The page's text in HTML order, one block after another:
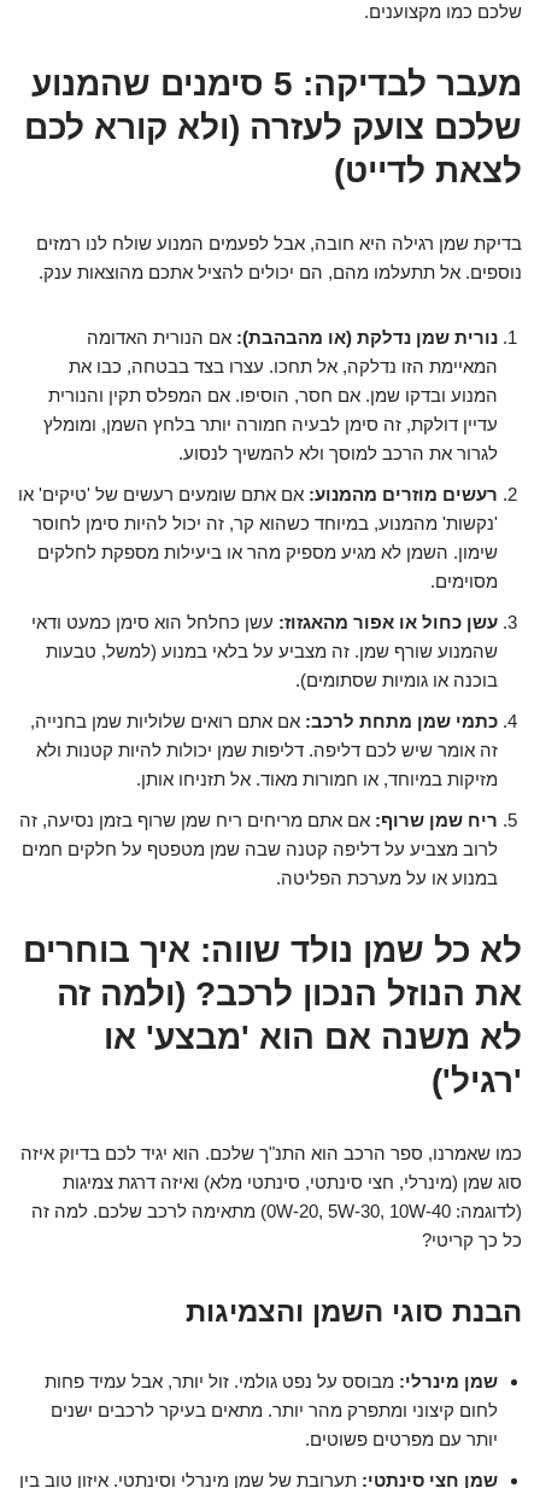
שלכם כמו מקצוענים.
מעבר לבדיקה: 5 סימנים שהמנוע
שלכם צועק לעזרה (ולא קורא לכם
לצאת לדייט)
בדיקת שמן רגילה היא חובה, אבל לפעמים המנוע שולח לנו רמזים
נוספים. אל תתעלמו מהם, הם יכולים להציל אתכם מהוצאות ענק.
נורית שמן נדלקת (או מהבהבת): אם הנורית האדומה
המאיימת הזו נדלקה, אל תחכו. עצרו בצד בבטחה, כבו את
המנוע ובדקו שמן. אם חסר, הוסיפו. אם המפלס תקין והנורית
עדיין דולקת, זה סימן לבעיה חמורה יותר בלחץ השמן, ומומלץ
לגרור את הרכב למוסך ולא להמשיך לנסוע.
רעשים מוזרים מהמנוע: אם אתם שומעים רעשים של 'טיקים' או
'נקשות' מהמנוע, במיוחד כשהוא קר, זה יכול להיות סימן לחוסר
שימון. השמן לא מגיע מספיק מהר או ביעילות מספקת לחלקים
מסוימים.
עשן כחול או אפור מהאגזוז: עשן כחלחל הוא סימן כמעט ודאי
שהמנוע שורף שמן. זה מצביע על בלאי במנוע (למשל, טבעות
בוכנה או גומיות שסתומים).
כתמי שמן מתחת לרכב: אם אתם רואים שלוליות שמן בחנייה,
זה אומר שיש לכם דליפה. דליפות שמן יכולות להיות קטנות ולא
מזיקות במיוחד, או חמורות מאוד. אל תזניחו אותן.
ריח שמן שרוף: אם אתם מריחים ריח שמן שרוף בזמן נסיעה, זה
לרוב מצביע על דליפה קטנה שבה שמן מטפטף על חלקים חמים
במנוע או על מערכת הפליטה.
לא כל שמן נולד שווה: איך בוחרים
את הנוזל הנכון לרכב? (ולמה זה
לא משנה אם הוא 'מבצע' או
'רגיל')
כמו שאמרנו, ספר הרכב הוא התנ"ך שלכם. הוא יגיד לכם בדיוק איזה
סוג שמן (מינרלי, חצי סינתטי, סינתטי מלא) ואיזה דרגת צמיגות
(לדוגמה: 0W-20, 5W-30, 10W-40) מתאימה לרכב שלכם. למה זה
כל כך קריטי?
הבנת סוגי השמן והצמיגות
שמן מינרלי: מבוסס על נפט גולמי. זול יותר, אבל עמיד פחות
לחום קיצוני ומתפרק מהר יותר. מתאים בעיקר לרכבים ישנים
יותר עם מפרטים פשוטים.
שמן חצי סינתטי: תערובת של שמן מינרלי וסינתטי. איזון טוב בין